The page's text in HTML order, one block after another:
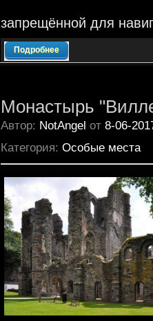
запрещённой для
Подробнее
Монастырь
Автор: NotAngel от 8-06-
Категория: Особые места